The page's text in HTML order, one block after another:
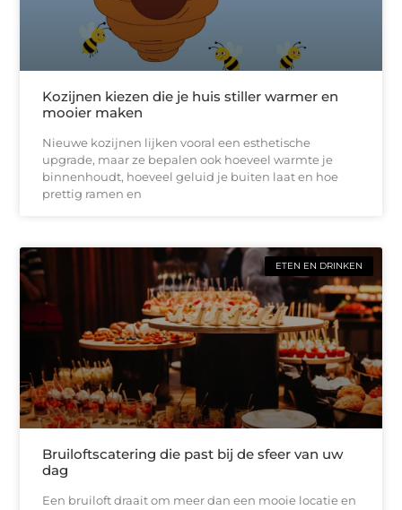
Kozijnen kiezen die je huis stiller warmer en
mooier maken
Nieuwe kozijnen lijken vooral een esthetische
upgrade, maar ze bepalen ook hoeveel warmte je
binnenhoudt, hoeveel geluid je buiten laat en hoe
prettig ramen en
ETEN EN DRINKEN
Bruiloftscatering die past bij de sfeer van uw
dag
Een bruiloft draait om meer dan een mooie locatie en